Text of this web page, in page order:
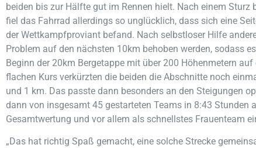
beiden bis zur Hälfte gut im Rennen hielt. Nach einem Sturz
fiel das Fahrrad allerdings so unglücklich, dass sich eine
der Wettkampfproviant befand. Nach selbstloser Hilfe
Problem auf den nächsten 10km behoben werden, sodass
Beginn der 20km Bergetappe mit über 200 Höhenmetern
flachen Kurs verkürzten die beiden die Abschnitte noch
und 1 km. Das passte dann besonders an den Steigungen
dann von insgesamt 45 gestarteten Teams in 8:43 Stunden
Gesamtwertung und vor allem als schnellstes Frauenteam
„Das hat richtig Spaß gemacht, eine solche Strecke